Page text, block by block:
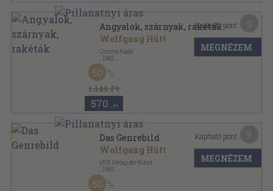
Angyalok, szárnyak, rakéták
Wolfgang Hütt
Corvina Kiadó
1982
Fűzött kemény papírkötés
Művészetről gyermekeknek sorozat
1.140 Ft
50
570 ,-Ft
Kapható pont:
MEGNÉZEM
Das Genrebild
Wolfgang Hütt
VEB Verlag der Kunst
1955
Fűzött kemény papírkötés
50
Kapható pont:
MEGNÉZEM